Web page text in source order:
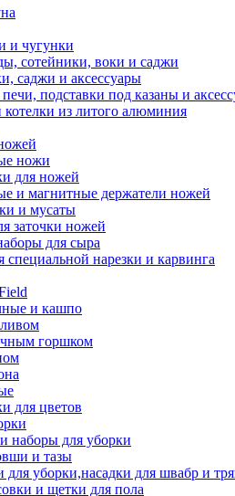
и чугунки
сотейники, воки и саджи
саджи и аксессуары
подставки под казаны и
из литого алюминия
ножи
для ножей
и магнитные держатели ножей
и мусаты
заточки ножей
для сыра
нарезки и карвинга
и кашпо
горшком
для цветов
наборы для уборки
и тазы
для уборки,насадки для швабр и
и щетки для пола